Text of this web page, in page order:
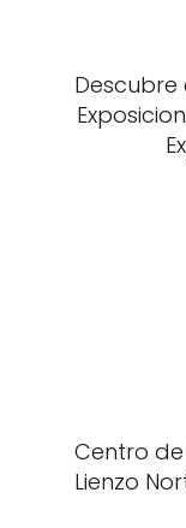
Descubre
Centro de
Lienzo